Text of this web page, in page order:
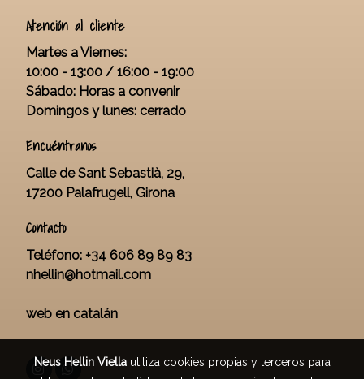
Atención al cliente
Martes a Viernes:
10:00 - 13:00 / 16:00 - 19:00
Sábado: Horas a convenir
Domingos y lunes: cerrado
Encuéntranos
Calle de Sant Sebastià, 29,
17200 Palafrugell, Girona
Contacto
Teléfono: +34 606 89 89 83
nhellin@hotmail.com
web en catalán
Neus Hellin Viellautiliza cookies propias y terceros para